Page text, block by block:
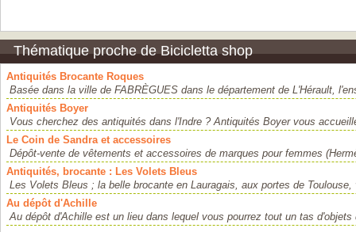
Thématique proche de Bicicletta shop
Antiquités Brocante Roques
Basée dans la ville de FABRÈGUES dans le département de L'Hérault,
Antiquités Boyer
Vous cherchez des antiquités dans l'Indre ? Antiquités Boyer vous
Le Coin de Sandra et accessoires
Dépôt-vente de vêtements et accessoires de marques pour femmes
Antiquités, brocante : Les Volets Bleus
Les Volets Bleus ; la belle brocante en Lauragais, aux portes de
Au dépôt d'Achille
Au dépôt d'Achille est un lieu dans lequel vous pourrez tout un tas